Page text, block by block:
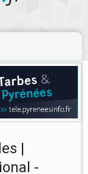
|
-